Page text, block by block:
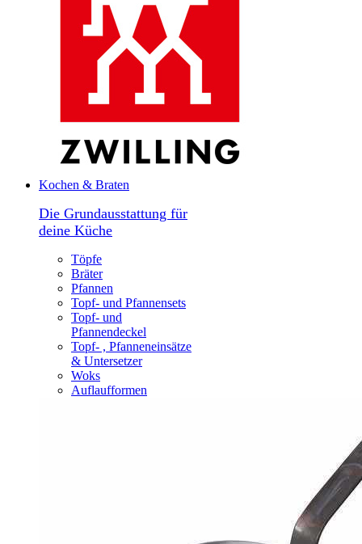
Kochen & Braten
Die Grundausstattung für
deine Küche
Töpfe
Bräter
Pfannen
Topf- und Pfannensets
Topf- und
Pfannendeckel
Topf- , Pfanneneinsätze
& Untersetzer
Woks
Auflaufformen